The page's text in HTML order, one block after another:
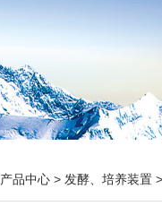
产品中心 > 发酵、培养装置 >